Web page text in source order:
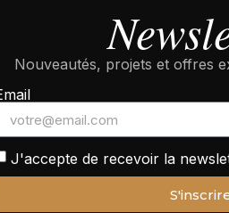
Nouveautés, projets et offres
J'accepte de recevoir la